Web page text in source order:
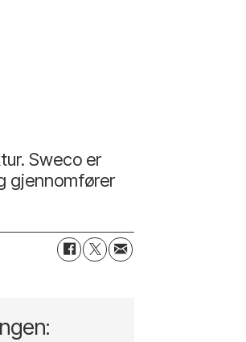
Sweco er
gjennomfører